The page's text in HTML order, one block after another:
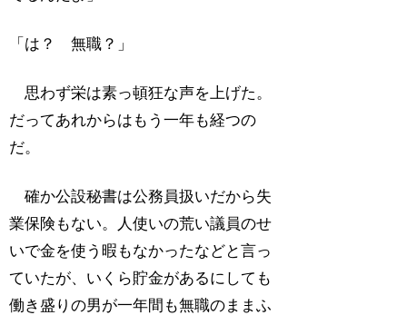
「は？ 無職？」
思わず栄は素っ頓狂な声を上げた。
だってあれからはもう一年も経つの
だ。
確か公設秘書は公務員扱いだから失
業保険もない。人使いの荒い議員のせ
いで金を使う暇もなかったなどと言っ
ていたが、いくら貯金があるにしても
働き盛りの男が一年間も無職のままふ